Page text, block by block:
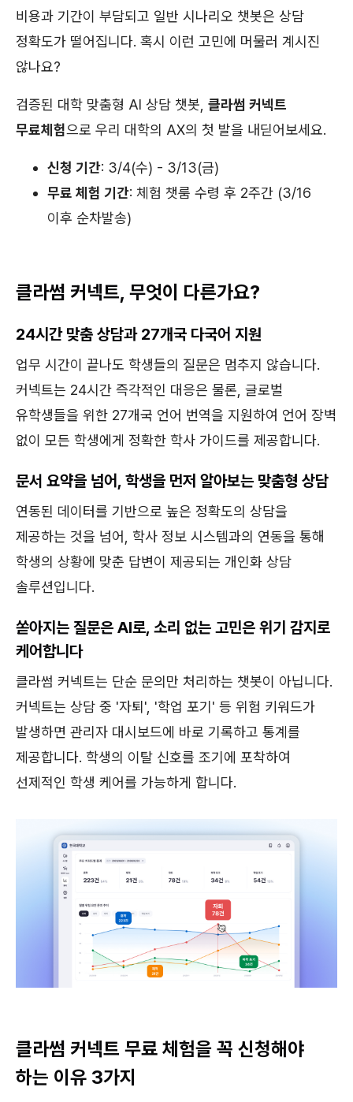
비용과 기간이 부담되고 일반 시나리오 챗봇은 상담
정확도가 떨어집니다. 혹시 이런 고민에 머물러 계시진
않나요?
검증된 대학 맞춤형 AI 상담 챗봇, 클라썸 커넥트
무료체험으로 우리 대학의 AX의 첫 발을 내딛어보세요.
신청 기간: 3/4(수) - 3/13(금)
무료 체험 기간: 체험 챗룸 수령 후 2주간 (3/16
이후 순차발송)
클라썸 커넥트, 무엇이 다른가요?
24시간 맞춤 상담과 27개국 다국어 지원
업무 시간이 끝나도 학생들의 질문은 멈추지 않습니다.
커넥트는 24시간 즉각적인 대응은 물론, 글로벌
유학생들을 위한 27개국 언어 번역을 지원하여 언어 장벽
없이 모든 학생에게 정확한 학사 가이드를 제공합니다.
문서 요약을 넘어, 학생을 먼저 알아보는 맞춤형 상담
연동된 데이터를 기반으로 높은 정확도의 상담을
제공하는 것을 넘어, 학사 정보 시스템과의 연동을 통해
학생의 상황에 맞춘 답변이 제공되는 개인화 상담
솔루션입니다.
쏟아지는 질문은 AI로, 소리 없는 고민은 위기 감지로
케어합니다
클라썸 커넥트는 단순 문의만 처리하는 챗봇이 아닙니다.
커넥트는 상담 중 '자퇴', '학업 포기' 등 위험 키워드가
발생하면 관리자 대시보드에 바로 기록하고 통계를
제공합니다. 학생의 이탈 신호를 조기에 포착하여
선제적인 학생 케어를 가능하게 합니다.
클라썸 커넥트 무료 체험을 꼭 신청해야
하는 이유 3가지